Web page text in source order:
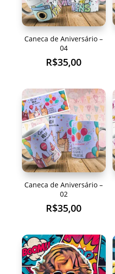
Caneca de Aniversário –
04
R$35,00
Caneca de Aniversário –
02
R$35,00